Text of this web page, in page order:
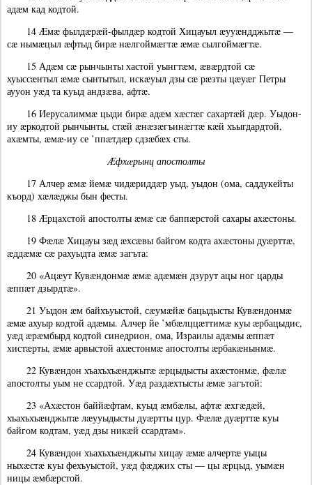
адæм кад кодтой.
14 Æмæ фылдæрæй-фылдæр кодтой Хицауыл æууæндджытæ —
сæ нымæцыл æфтыд бирæ нæлгоймæгтæ æмæ сылгоймæгтæ.
15 Адæм сæ рынчынты хастой уынгтæм, æвæрдтой сæ
хуыссæнтыл æмæ сынтытыл, искæуыл дзы сæ рæзты цæуæг Петры
аууон уæд та куыд андзæва, афтæ.
16 Иерусалиммæ цыди бирæ адæм хæстæг сахартæй дæр. Уыдон-
иу æркодтой рынчынты, стæй æнæзæгъинæгтæ кæй хъыгдардтой,
ахæмты, æмæ-иу се ’ппæтдæр сдзæбæх сты.
Æфхæрынц апостолты
17 Алчер æмæ йемæ чидæриддæр уыд, уыдон (ома, саддукейты
къорд) хæлæджы бын фесты.
18 Æрцахстой апостолты æмæ сæ баппæрстой сахары ахæстоны.
19 Фæлæ Хицауы зæд æхсæвы байгом кодта ахæстоны дуæрттæ,
æддæмæ сæ рахуыдта æмæ загъта:
20 «Ацæут Кувæндонмæ æмæ адæмæн дзурут ацы ног царды
æппæт дзырдтæ».
21 Уыдон æм байхъуыстой, сæумæйæ бацыдысты Кувæндонмæ
æмæ ахуыр кодтой адæмы. Алчер йе ’мбæлццæттимæ куы æрбацыдис,
уæд æрæмбырд кодтой синедрион, ома, Израилы адæмы æппæт
хистæрты, æмæ арвыстой ахæстонмæ апостолты æрбакæнынмæ.
22 Кувæндон хъахъхъæнджытæ æрцыдысты ахæстонмæ, фæлæ
апостолты уым не ссардтой. Уæд раздæхтысты æмæ загътой:
23 «Ахæстон баййæфтам, куыд æмбæлы, афтæ æхгæдæй,
хъахъхъæнджытæ лæууыдысты дуæртты цур. Фæлæ дуæрттæ куы
байгом кодтам, уæд дзы никæй ссардтам».
24 Кувæндон хъахъхъæнджыты хицау æмæ алчертæ уыцы
ныхæстæ куы фехъуыстой, уæд фæджих сты — цы æрцыд, уымæн
ницы æмбæрстой.